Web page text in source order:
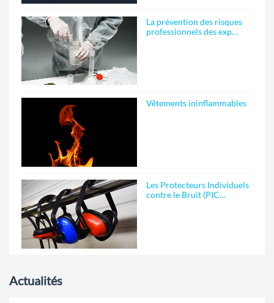
La prévention des risques
professionnels des exp…
Vêtements ininflammables
Les Protecteurs Individuels
contre le Bruit (PIC…
Actualités